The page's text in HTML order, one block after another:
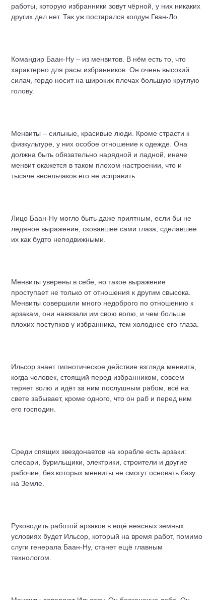
работы, которую избранники зовут чёрной, у них никаких
других дел нет. Так уж постарался колдун Гван-Ло.
Командир Баан-Ну – из менвитов. В нём есть то, что
характерно для расы избранников. Он очень высокий
силач, гордо носит на широких плечах большую круглую
голову.
Менвиты – сильные, красивые люди. Кроме страсти к
физкультуре, у них особое отношение к одежде. Она
должна быть обязательно нарядной и ладной, иначе
менвит окажется в таком плохом настроении, что и
тысяче весельчаков его не исправить.
Лицо Баан-Ну могло быть даже приятным, если бы не
ледяное выражение, сковавшее сами глаза, сделавшее
их как будто неподвижными.
Менвиты уверены в себе, но такое выражение
проступает не только от отношения к другим свысока.
Менвиты совершили много недоброго по отношению к
арзакам, они навязали им свою волю, и чем больше
плохих поступков у избранника, тем холоднее его глаза.
Ильсор знает гипнотическое действие взгляда менвита,
когда человек, стоящий перед избранником, совсем
теряет волю и идёт за ним послушным рабом, всё на
свете забывает, кроме одного, что он раб и перед ним
его господин.
Среди спящих звездонавтов на корабле есть арзаки:
слесари, бурильщики, электрики, строители и другие
рабочие, без которых менвиты не смогут основать базу
на Земле.
Руководить работой арзаков в ещё неясных земных
условиях будет Ильсор, который на время работ, помимо
слуги генерала Баан-Ну, станет ещё главным
технологом.